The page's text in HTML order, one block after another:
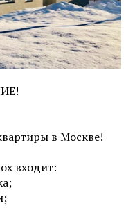
в Москве!
входит: